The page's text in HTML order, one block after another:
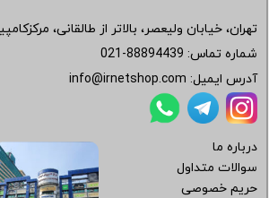
تهران، خیابان ولیعصر، بالاتر از طالقانی،
شماره تماس: 021-88894439
آدرس ایمیل: info@irnetshop.com
درباره ما
سوالات متداول
حریم خصوصی